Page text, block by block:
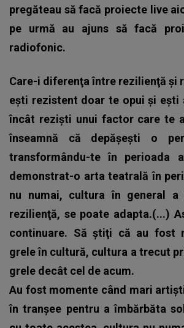
pregăteau să facă proiecte live
pe urmă au ajuns să facă
radiofonic.
Care-i diferenţa între rezilienţă şi
eşti rezistent doar te opui şi eşti
încât rezişti unui factor care te
înseamnă că depăşeşti o
transformându-te în perioada
demonstrat-o arta teatrală în
nu numai, cultura în general
rezilienţă, se poate adapta.(...)
continuare. Să ştiţi că au fost
grele în cultură, cultura a trecut
grele decât cel de acum.
Au fost momente când mari
în tranşee pentru a îmbărbăta